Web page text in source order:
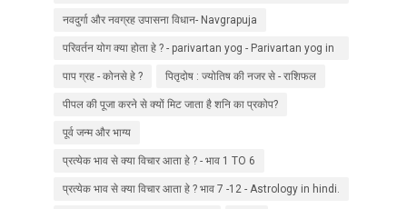
) Dhanu rashi ke upaay
नवदुर्गा और नवग्रह उपासना विधान- Navgrapuja
परिवर्तन योग क्या होता हे ? - parivartan yog - Parivartan yog in
kundli
पाप ग्रह - कोनसे हे ? पितृदोष : ज्योतिष की नजर से - राशिफल
पीपल की पूजा करने से क्‍यों मिट जाता है शनि का प्रकोप?
पूर्व जन्म और भाग्य
प्रत्येक भाव से क्या विचार आता हे ? - भाव 1 TO 6
प्रत्येक भाव से क्या विचार आता हे ? भाव 7 -12 - Astrology in hindi.